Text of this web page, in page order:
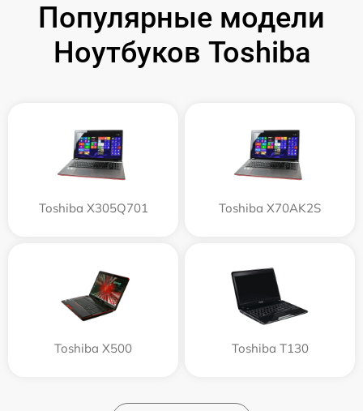
Популярные модели
Ноутбуков Toshiba
Toshiba X305Q701 Toshiba X70AK2S
Toshiba X500 Toshiba T130